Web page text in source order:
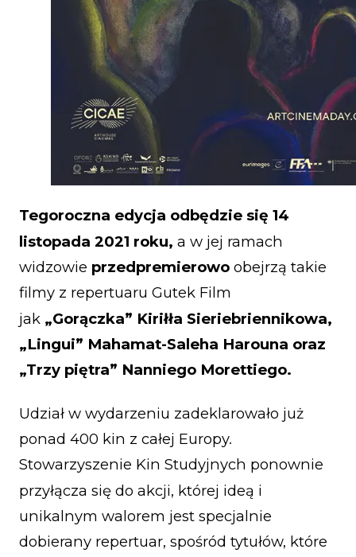
Tegoroczna edycja odbędzie się 14
listopada 2021 roku, a w jej ramach
widzowie przedpremierowo obejrzą takie
filmy z repertuaru Gutek Film
jak „Gorączka” Kiriłła Sieriebriennikowa,
„Lingui” Mahamat-Saleha Harouna oraz
„Trzy piętra” Nanniego Morettiego.
Udział w wydarzeniu zadeklarowało już
ponad 400 kin z całej Europy.
Stowarzyszenie Kin Studyjnych ponownie
przyłącza się do akcji, której ideą i
unikalnym walorem jest specjalnie
dobierany repertuar, spośród tytułów, które